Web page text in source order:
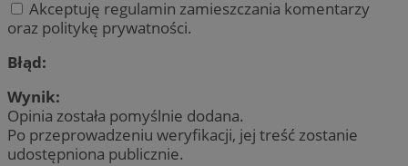
Akceptuję regulamin zamieszczania komentarzy
oraz politykę prywatności.
Błąd:
Wynik:
Opinia została pomyślnie dodana.
Po przeprowadzeniu weryfikacji, jej treść zostanie
udostępniona publicznie.